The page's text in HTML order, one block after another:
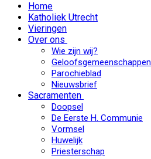
Home
Katholiek Utrecht
Vieringen
Over ons
Wie zijn wij?
Geloofsgemeenschappen
Parochieblad
Nieuwsbrief
Sacramenten
Doopsel
De Eerste H. Communie
Vormsel
Huwelijk
Priesterschap